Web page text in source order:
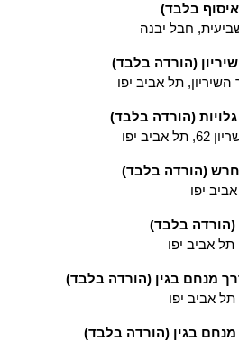
בלבד)
(הורדה בלבד)
גלויות (הורדה בלבד)
(הורדה בלבד)
בלבד)
מנחם בגין (הורדה בלבד)
מנחם בגין (הורדה בלבד)